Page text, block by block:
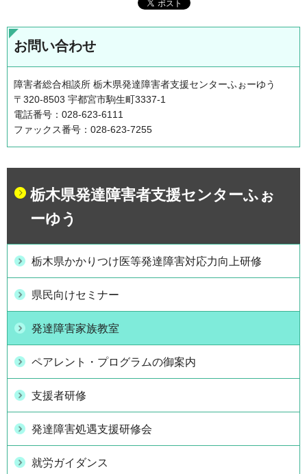
お問い合わせ
障害者総合相談所 栃木県発達障害者支援センターふぉーゆう
〒320-8503 宇都宮市駒生町3337-1
電話番号：028-623-6111
ファックス番号：028-623-7255
栃木県発達障害者支援センターふぉ
ーゆう
栃木県かかりつけ医等発達障害対応力向上研修
県民向けセミナー
発達障害家族教室
ペアレント・プログラムの御案内
支援者研修
発達障害処遇支援研修会
就労ガイダンス